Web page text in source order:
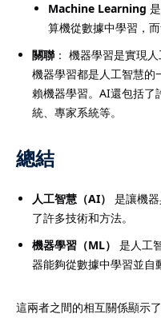
Machine Learning
算機從數據中學習，而
關聯： 機器學習是實現
機器學習都是人工智慧的
賴機器學習。AI還包括了
統、專家系統等。
總結
人工智慧（AI）
是讓機
了許多技術和方法。
機器學習（ML）
是人工
器能夠從數據中學習並自
這兩者之間的相互關係顯示